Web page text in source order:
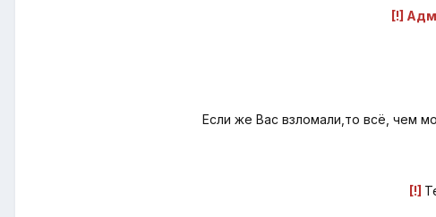
[!]
Если же Bас взломали,то всё, чем
[!]